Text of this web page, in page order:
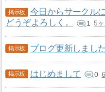
今日からサークル
どうぞよろしく。
1 5
ブログ更新しました
はじめまして 0